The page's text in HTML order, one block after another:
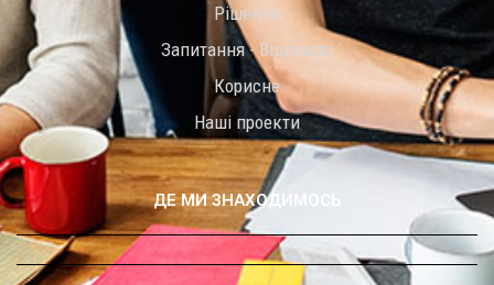
Рішення
Запитання - Відповіді
Корисне
Наші проекти
ДЕ МИ ЗНАХОДИМОСЬ